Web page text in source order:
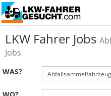
LKW Fahrer Jobs
Jobs
WAS?